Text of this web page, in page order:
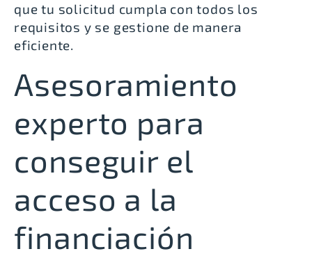
que tu solicitud cumpla con todos los
requisitos y se gestione de manera
eficiente.
Asesoramiento
experto para
conseguir el
acceso a la
financiación